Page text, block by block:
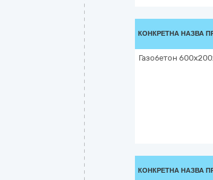
КОНКРЕТНА НАЗВА
Газобетон
КОНКРЕТНА НАЗВА